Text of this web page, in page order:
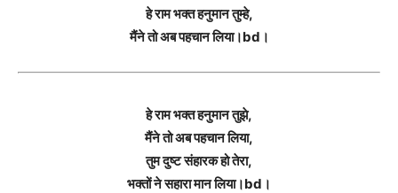
हे राम भक्त हनुमान तुम्हे,
मैंने तो अब पहचान लिया।bd।
हे राम भक्त हनुमान तुझे,
मैंने तो अब पहचान लिया,
तुम दुष्ट संहारक हो तेरा,
भक्तों ने सहारा मान लिया।bd।